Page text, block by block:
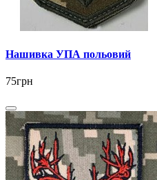
Нашивка УПА польовий
75грн